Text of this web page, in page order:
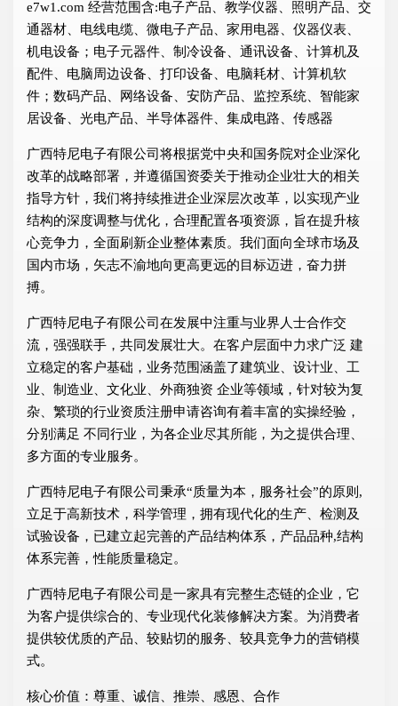
e7w1.com 经营范围含:电子产品、教学仪器、照明产品、交
通器材、电线电缆、微电子产品、家用电器、仪器仪表、
机电设备；电子元器件、制冷设备、通讯设备、计算机及
配件、电脑周边设备、打印设备、电脑耗材、计算机软
件；数码产品、网络设备、安防产品、监控系统、智能家
居设备、光电产品、半导体器件、集成电路、传感器
广西特尼电子有限公司将根据党中央和国务院对企业深化
改革的战略部署，并遵循国资委关于推动企业壮大的相关
指导方针，我们将持续推进企业深层次改革，以实现产业
结构的深度调整与优化，合理配置各项资源，旨在提升核
心竞争力，全面刷新企业整体素质。我们面向全球市场及
国内市场，矢志不渝地向更高更远的目标迈进，奋力拼
搏。
广西特尼电子有限公司在发展中注重与业界人士合作交
流，强强联手，共同发展壮大。在客户层面中力求广泛 建
立稳定的客户基础，业务范围涵盖了建筑业、设计业、工
业、制造业、文化业、外商独资 企业等领域，针对较为复
杂、繁琐的行业资质注册申请咨询有着丰富的实操经验，
分别满足 不同行业，为各企业尽其所能，为之提供合理、
多方面的专业服务。
广西特尼电子有限公司秉承“质量为本，服务社会”的原则,
立足于高新技术，科学管理，拥有现代化的生产、检测及
试验设备，已建立起完善的产品结构体系，产品品种,结构
体系完善，性能质量稳定。
广西特尼电子有限公司是一家具有完整生态链的企业，它
为客户提供综合的、专业现代化装修解决方案。为消费者
提供较优质的产品、较贴切的服务、较具竞争力的营销模
式。
核心价值：尊重、诚信、推崇、感恩、合作